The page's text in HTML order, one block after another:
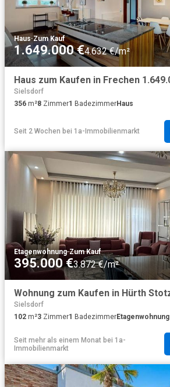
Haus·Zum Kauf
1.649.000 €4.632 €/m²
Sielsdorf
356 m²8 Zimmer1 BadezimmerHaus
Seit 2 Wochen bei 1a-Immobilienmarkt
Etagenwohnung·Zum Kauf
395.000 €3.872 €/m²
Sielsdorf
102 m²3 Zimmer1 BadezimmerEtagenwohnung
Seit mehr als einem Monat bei 1a-
Immobilienmarkt